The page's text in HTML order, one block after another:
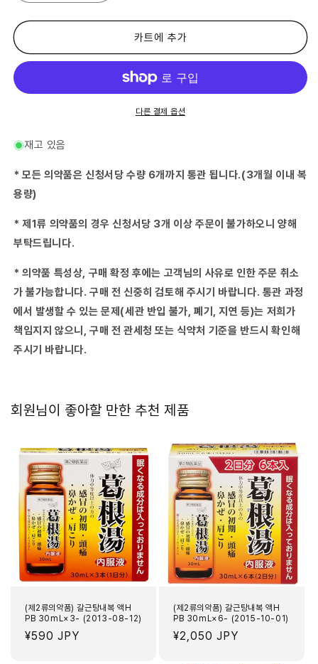
2
류
약
근
복
W
PB
45mL×2-
(2013-
08-
12)
량
줄
임
2
류
약
근
W
(2013-
08-
량
늘
림
카트에 추가
다른 결제 옵션
재고 있음
* 모든 의약품은 신청서당 수량 6개까지 통관 됩니다.(3개월 이내 복
용량)
* 제1류 의약품의 경우 신청서당 3개 이상 주문이 불가하오니 양해
부탁드립니다.
* 의약품 특성상, 구매 확정 후에는 고객님의 사유로 인한 주문 취소
가 불가능합니다. 구매 전 신중히 검토해 주시기 바랍니다. 통관 과정
에서 발생할 수 있는 문제(세관 반입 불가, 폐기, 지연 등)는 저희가
책임지지 않으니, 구매 전 관세청 또는 식약처 기준을 반드시 확인해
주시기 바랍니다.
회원님이 좋아할 만한 추천 제품
(제2류의약품) 갈근탕내복 액H
PB 30mL×3- (2013-08-12)
정
¥590 JPY
(제2류의약품) 갈근탕내복 액H
PB 30mL×6- (2015-10-01)
정
¥2,050 JPY